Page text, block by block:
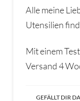
Alle meine
Utensilien
Mit einem
Versand 4
GEFÄLLT DIR